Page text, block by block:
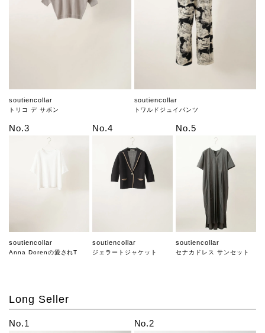
soutiencollar
トリコ デ サボン
soutiencollar
トワルドジュイパンツ
No.3
soutiencollar
Anna Dorenの愛されT
No.4
soutiencollar
ジェラートジャケット
No.5
soutiencollar
セナカドレス サンセット
Long Seller
No.1 No.2